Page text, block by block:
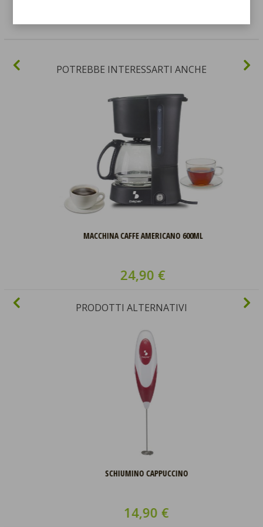
POTREBBE INTERESSARTI ANCHE
MACCHINA CAFFE AMERICANO 600ML
24,90 €
PRODOTTI ALTERNATIVI
SCHIUMINO CAPPUCCINO
14,90 €